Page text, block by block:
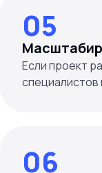
05
Если проект
специалистов
06